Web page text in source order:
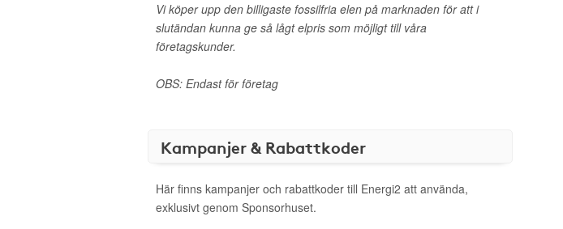
Vi köper upp den billigaste fossilfria elen på marknaden för att i
slutändan kunna ge så lågt elpris som möjligt till våra
företagskunder.
OBS: Endast för företag
Kampanjer & Rabattkoder
Här finns kampanjer och rabattkoder till Energi2 att använda,
exklusivt genom Sponsorhuset.